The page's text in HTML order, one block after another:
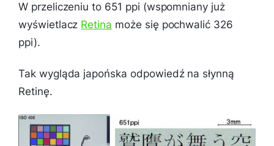
W przeliczeniu to 651 ppi (wspomniany już
wyświetlacz Retina może się pochwalić 326
ppi).
Tak wygląda japońska odpowiedź na słynną
Retinę.